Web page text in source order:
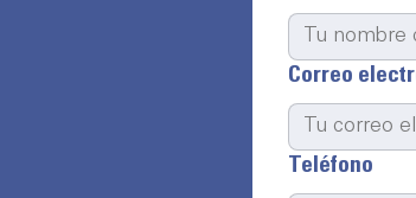
Correo
Teléfono